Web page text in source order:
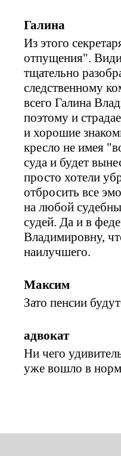
Галина
Из этого
отпущения".
тщательно
следственному
всего Галина
поэтому и
и хорошие
кресло не имея
суда и будет
просто хотели
отбросить все
на любой
судей. Да и в
Владимировну,
наилучшего.
Максим
Зато пенсии
адвокат
Ни чего
уже вошло в